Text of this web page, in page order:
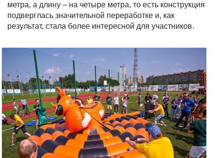
метра, а длину – на четыре метра, то есть конструкция
подверглась значительной переработке и, как
результат, стала более интересной для участников.